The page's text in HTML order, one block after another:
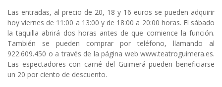
Las entradas, al precio de 20, 18 y 16 euros se pueden adquirir
hoy viernes de 11:00 a 13:00 y de 18:00 a 20:00 horas. El sábado
la taquilla abrirá dos horas antes de que comience la función.
También se pueden comprar por teléfono, llamando al
922.609.450 o a través de la página web www.teatroguimera.es.
Las espectadores con carné del Guimerá pueden beneficiarse
un 20 por ciento de descuento.